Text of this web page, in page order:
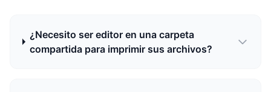
¿Necesito ser editor en una carpeta
compartida para imprimir sus archivos?